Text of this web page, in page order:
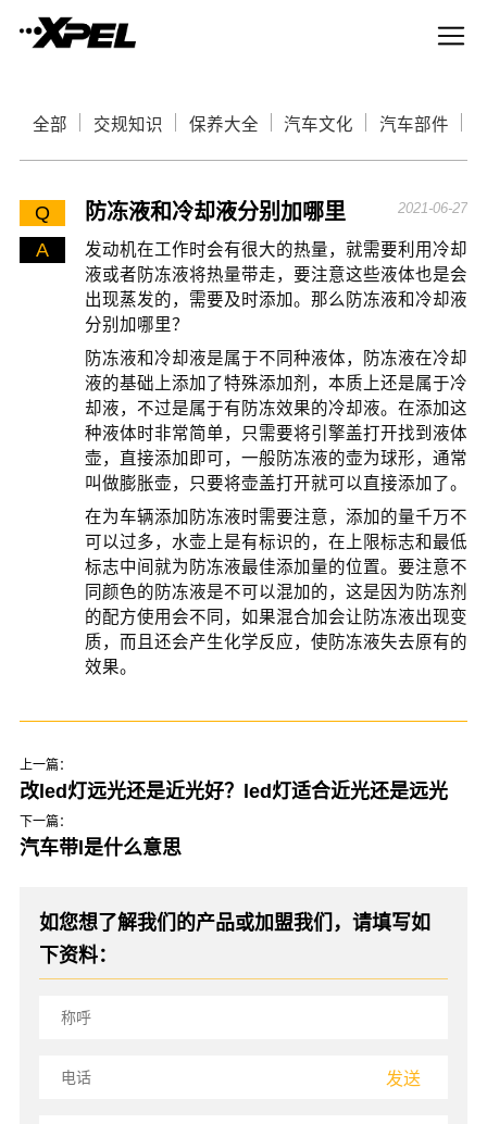
全部 交规知识 保养大全 汽车文化 汽车部件
Q 防冻液和冷却液分别加哪里 2021-06-27
A
发动机在工作时会有很大的热量，就需要利用冷却
液或者防冻液将热量带走，要注意这些液体也是会
出现蒸发的，需要及时添加。那么防冻液和冷却液
分别加哪里？
防冻液和冷却液是属于不同种液体，防冻液在冷却
液的基础上添加了特殊添加剂，本质上还是属于冷
却液，不过是属于有防冻效果的冷却液。在添加这
种液体时非常简单，只需要将引擎盖打开找到液体
壶，直接添加即可，一般防冻液的壶为球形，通常
叫做膨胀壶，只要将壶盖打开就可以直接添加了。
在为车辆添加防冻液时需要注意，添加的量千万不
可以过多，水壶上是有标识的，在上限标志和最低
标志中间就为防冻液最佳添加量的位置。要注意不
同颜色的防冻液是不可以混加的，这是因为防冻剂
的配方使用会不同，如果混合加会让防冻液出现变
质，而且还会产生化学反应，使防冻液失去原有的
效果。
上一篇：
改led灯远光还是近光好？led灯适合近光还是远光
下一篇：
汽车带l是什么意思
如您想了解我们的产品或加盟我们，请填写如
下资料：
发送